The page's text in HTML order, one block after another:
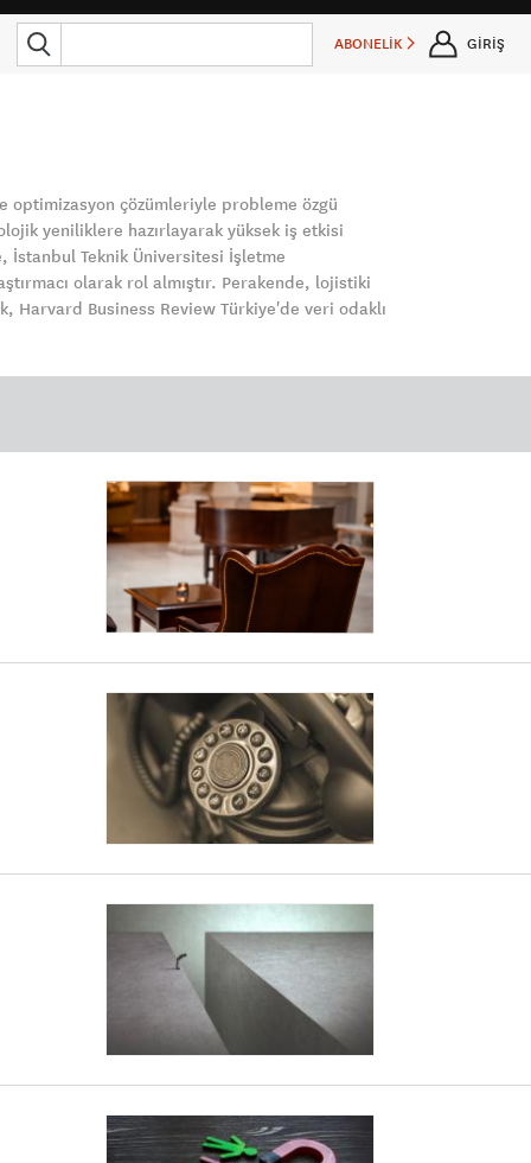
ABONELİK GİRİŞ
optimizasyon çözümleriyle probleme özgü
yeniliklere hazırlayarak yüksek iş etkisi
İstanbul Teknik Üniversitesi İşletme
olarak rol almıştır. Perakende, lojistiki
Harvard Business Review Türkiye'de veri odaklı